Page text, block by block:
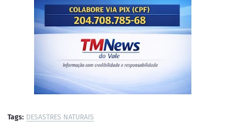
Tags: DESASTRES NATURAIS